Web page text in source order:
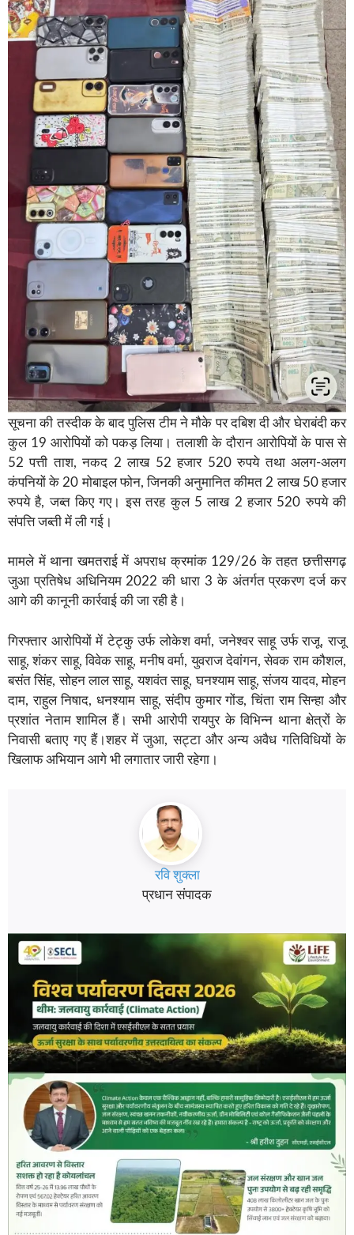
सूचना की तस्दीक के बाद पुलिस टीम ने मौके पर दबिश दी और घेराबंदी कर
कुल 19 आरोपियों को पकड़ लिया। तलाशी के दौरान आरोपियों के पास से
52 पत्ती ताश, नकद 2 लाख 52 हजार 520 रुपये तथा अलग-अलग
कंपनियों के 20 मोबाइल फोन, जिनकी अनुमानित कीमत 2 लाख 50 हजार
रुपये है, जब्त किए गए। इस तरह कुल 5 लाख 2 हजार 520 रुपये की
संपत्ति जब्ती में ली गई।
मामले में थाना खमतराई में अपराध क्रमांक 129/26 के तहत छत्तीसगढ़
जुआ प्रतिषेध अधिनियम 2022 की धारा 3 के अंतर्गत प्रकरण दर्ज कर
आगे की कानूनी कार्रवाई की जा रही है।
गिरफ्तार आरोपियों में टेट्कु उर्फ लोकेश वर्मा, जनेश्वर साहू उर्फ राजू, राजू
साहू, शंकर साहू, विवेक साहू, मनीष वर्मा, युवराज देवांगन, सेवक राम कौशल,
बसंत सिंह, सोहन लाल साहू, यशवंत साहू, घनश्याम साहू, संजय यादव, मोहन
दाम, राहुल निषाद, धनश्याम साहू, संदीप कुमार गोंड, चिंता राम सिन्हा और
प्रशांत नेताम शामिल हैं। सभी आरोपी रायपुर के विभिन्न थाना क्षेत्रों के
निवासी बताए गए हैं।शहर में जुआ, सट्टा और अन्य अवैध गतिविधियों के
खिलाफ अभियान आगे भी लगातार जारी रहेगा।
रवि शुक्ला
प्रधान संपादक